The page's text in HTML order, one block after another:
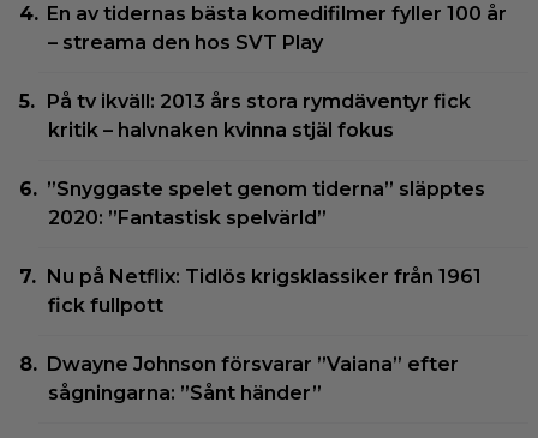
En av tidernas bästa komedifilmer fyller 100 år
– streama den hos SVT Play
På tv ikväll: 2013 års stora rymdäventyr fick
kritik – halvnaken kvinna stjäl fokus
”Snyggaste spelet genom tiderna” släpptes
2020: ”Fantastisk spelvärld”
Nu på Netflix: Tidlös krigsklassiker från 1961
fick fullpott
Dwayne Johnson försvarar ”Vaiana” efter
sågningarna: ”Sånt händer”